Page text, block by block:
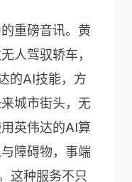
重磅音讯。黄
人驾驭轿车，
的AI技能，方
城市街头，无
英伟达的AI算
障碍物，事端
这种服务不只